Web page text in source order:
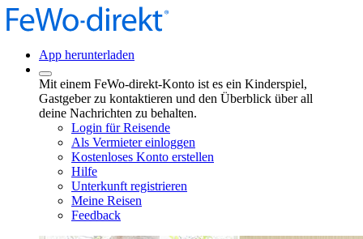
App herunterladen
Mit einem FeWo-direkt-Konto ist es ein Kinderspiel,
Gastgeber zu kontaktieren und den Überblick über all
deine Nachrichten zu behalten.
Login für Reisende
Als Vermieter einloggen
Kostenloses Konto erstellen
Hilfe
Unterkunft registrieren
Meine Reisen
Feedback